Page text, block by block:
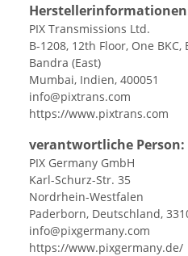
PIX Transmissions Ltd.
B-1208, 12th Floor, One
Bandra (East)
Mumbai, Indien, 400051
info@pixtrans.com
https://www.pixtrans.com
verantwortliche Person:
PIX Germany GmbH
Karl-Schurz-Str. 35
Nordrhein-Westfalen
Paderborn, Deutschland,
info@pixgermany.com
https://www.pixgermany.de/